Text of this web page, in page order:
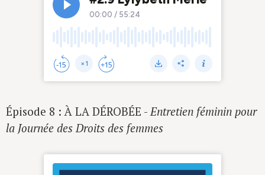
Épisode 8 : À LA DÉROBÉE - Entretien féminin pour
la Journée des Droits des femmes